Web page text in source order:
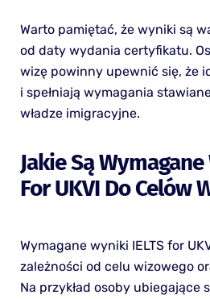
Warto pamiętać, że wyniki są
od daty wydania certyfikatu.
wizę powinny upewnić się, że
i spełniają wymagania
władze imigracyjne.
Jakie Są Wymagane
For UKVI Do Celów
Wymagane wyniki IELTS for
zależności od celu wizowego
Na przykład osoby ubiegające